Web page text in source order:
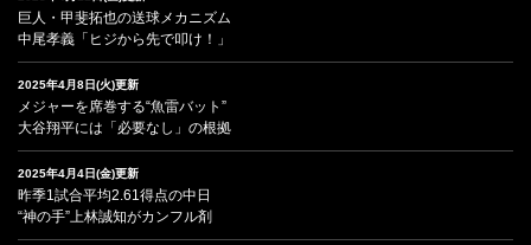
巨人・甲斐拓也の送球メカニズム
中尾孝義「ヒジから先で叩け！」
2025年4月8日(火)更新
メジャーを席巻する“魚雷バット”
大谷翔平には「必要なし」の根拠
2025年4月4日(金)更新
昨季1試合平均2.61得点の中日
“神の手”上林誠知がカンフル剤